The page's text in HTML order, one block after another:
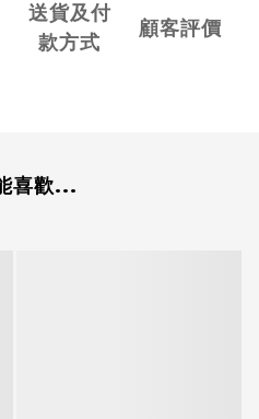
送貨及付
款方式
顧客評價
喜歡...